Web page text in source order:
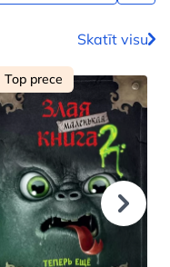
Skatīt visu
Top prece